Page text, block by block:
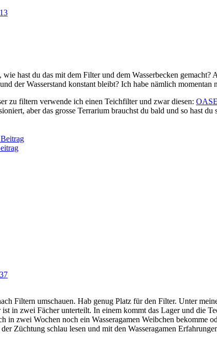
hast du das mit dem Filter und dem Wasserbecken
der Wasserstand konstant bleibt? Ich habe nämlich momentan
zu filtern verwende ich einen Teichfilter und zwar diesen:
aber das grosse Terrarium brauchst du bald und so hast du
Filtern umschauen. Hab genug Platz für den Filter. Unter
in zwei Fächer unterteilt. In einem kommt das Lager und die
in zwei Wochen noch ein Wasseragamen Weibchen
Züchtung schlau lesen und mit den Wasseragamen